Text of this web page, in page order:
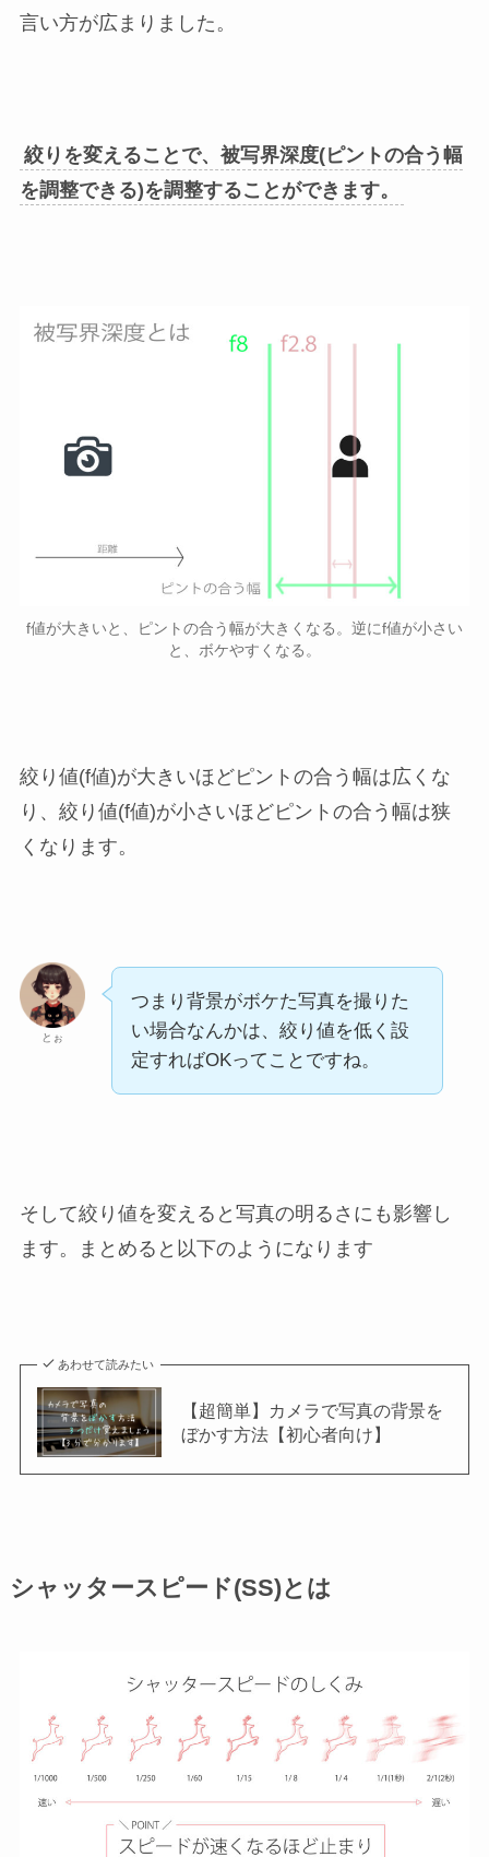
言い方が広まりました。
絞りを変えることで、被写界深度(ピントの合う幅
を調整できる)を調整することができます。
f値が大きいと、ピントの合う幅が大きくなる。逆にf値が小さい
と、ボケやすくなる。
絞り値(f値)が大きいほどピントの合う幅は広くな
り、絞り値(f値)が小さいほどピントの合う幅は狭
くなります。
とぉ
つまり背景がボケた写真を撮りた
い場合なんかは、絞り値を低く設
定すればOKってことですね。
そして絞り値を変えると写真の明るさにも影響し
ます。まとめると以下のようになります
あわせて読みたい
【超簡単】カメラで写真の背景を
ぼかす方法【初心者向け】
シャッタースピード(SS)とは